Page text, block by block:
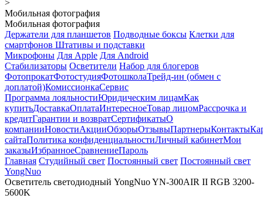
>
Мобильная фотография
Мобильная фотография
Держатели для планшетов Подводные боксы Клетки для
смартфонов Штативы и подставки
Микрофоны Для Apple Для Android
Стабилизаторы Осветители Набор для блогеров
ФотопрокатФотостудияФотошколаТрейд-ин (обмен с
доплатой)КомиссионкаСервис
Программа лояльностиЮридическим лицамКак
купитьДоставкаОплатаИнтересноеТовар лицомРассрочка и
кредитГарантии и возвратСертификатыО
компанииНовостиАкцииОбзорыОтзывыПартнерыКонтакты
сайтаПолитика конфиденциальностиЛичный кабинетМои
заказыИзбранноеСравнениеПароль
Главная Студийный свет Постоянный свет Постоянный свет
YongNuo
Осветитель светодиодный YongNuo YN-300AIR II RGB 3200-
5600K